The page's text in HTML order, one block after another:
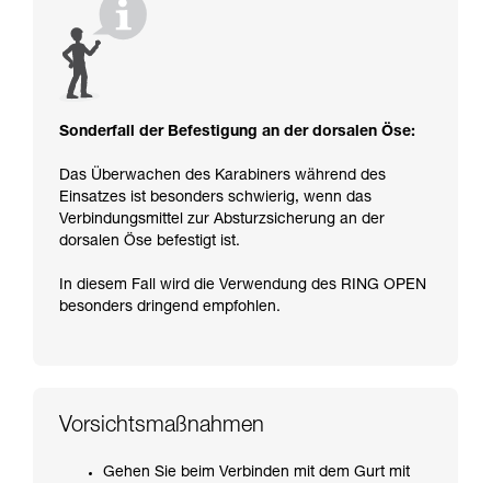
Sonderfall der Befestigung an der dorsalen Öse:
Das Überwachen des Karabiners während des
Einsatzes ist besonders schwierig, wenn das
Verbindungsmittel zur Absturzsicherung an der
dorsalen Öse befestigt ist.
In diesem Fall wird die Verwendung des RING OPEN
besonders dringend empfohlen.
Vorsichtsmaßnahmen
Gehen Sie beim Verbinden mit dem Gurt mit